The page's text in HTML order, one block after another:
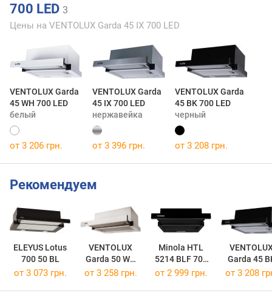
700 LED 3
Цены на VENTOLUX Garda 45 IX 700 LED
VENTOLUX Garda
45 WH 700 LED
белый
VENTOLUX Garda
45 IX 700 LED
нержавейка
VENTOLUX Garda
45 BK 700 LED
черный
от 3 206 грн. от 3 396 грн. от 3 208 грн.
Рекомендуем
ELEYUS Lotus
700 50 BL
VENTOLUX
Garda 50 WH
700 LED
Minola HTL
5214 BLF 700
LED
Garda 45
700 LED
от 3 073 грн. от 3 258 грн. от 2 999 грн. от 3 208